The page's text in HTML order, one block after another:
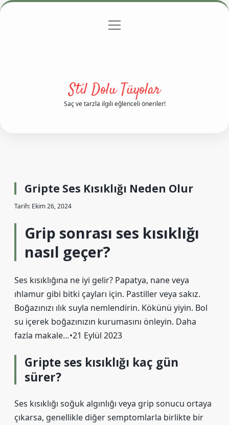
Gizlilik Politikası
menüyü
Stil Dolu Tüyolar
Saç ve tarzla ilgili eğlenceli öneriler!
Gripte Ses Kısıklığı Neden Olur
Tarih: Ekim 26, 2024
Grip sonrası ses kısıklığı
nasıl geçer?
Ses kısıklığına ne iyi gelir? Papatya, nane veya
ıhlamur gibi bitki çayları için. Pastiller veya sakız.
Boğazınızı ılık suyla nemlendirin. Kökünü yiyin. Bol
su içerek boğazınızın kurumasını önleyin. Daha
fazla makale…•21 Eylül 2023
Gripte ses kısıklığı kaç gün
sürer?
Ses kısıklığı soğuk algınlığı veya grip sonucu ortaya
çıkarsa, genellikle diğer semptomlarla birlikte bir